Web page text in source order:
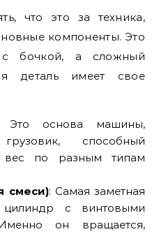
что это за техника,
компоненты. Это
бочкой, а сложный
деталь имеет свое
Это основа машины,
способный
вес по разным типам
смеси): Самая заметная
цилиндр с винтовыми
он вращается,